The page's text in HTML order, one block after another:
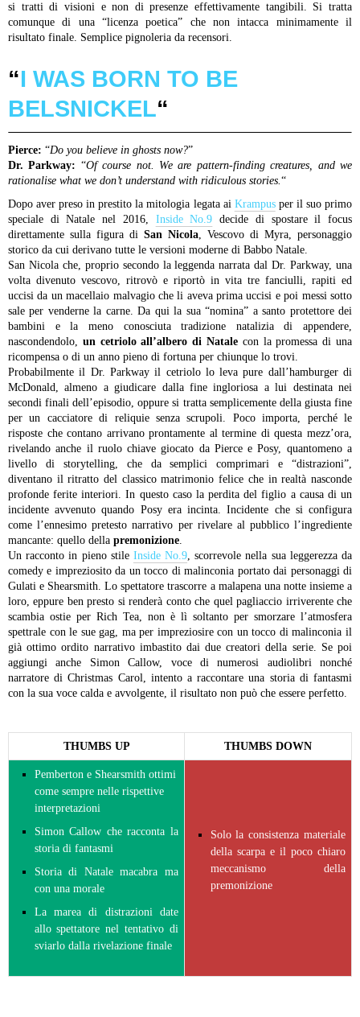
si tratti di visioni e non di presenze effettivamente tangibili. Si tratta
comunque di una “licenza poetica” che non intacca minimamente il
risultato finale. Semplice pignoleria da recensori.
“I WAS BORN TO BE
BELSNICKEL“
Pierce: “Do you believe in ghosts now?”
Dr. Parkway: “Of course not. We are pattern-finding creatures, and we
rationalise what we don’t understand with ridiculous stories.“
Dopo aver preso in prestito la mitologia legata ai Krampusper il suo primo
speciale di Natale nel 2016, Inside No.9 decide di spostare il focus
direttamente sulla figura di San Nicola, Vescovo di Myra, personaggio
storico da cui derivano tutte le versioni moderne di Babbo Natale.
San Nicola che, proprio secondo la leggenda narrata dal Dr. Parkway, una
volta divenuto vescovo, ritrovò e riportò in vita tre fanciulli, rapiti ed
uccisi da un macellaio malvagio che li aveva prima uccisi e poi messi sotto
sale per venderne la carne. Da qui la sua “nomina” a santo protettore dei
bambini e la meno conosciuta tradizione natalizia di appendere,
nascondendolo, un cetriolo all’albero di Natale con la promessa di una
ricompensa o di un anno pieno di fortuna per chiunque lo trovi.
Probabilmente il Dr. Parkway il cetriolo lo leva pure dall’hamburger di
McDonald, almeno a giudicare dalla fine ingloriosa a lui destinata nei
secondi finali dell’episodio, oppure si tratta semplicemente della giusta fine
per un cacciatore di reliquie senza scrupoli. Poco importa, perché le
risposte che contano arrivano prontamente al termine di questa mezz’ora,
rivelando anche il ruolo chiave giocato da Pierce e Posy, quantomeno a
livello di storytelling, che da semplici comprimari e “distrazioni”,
diventano il ritratto del classico matrimonio felice che in realtà nasconde
profonde ferite interiori. In questo caso la perdita del figlio a causa di un
incidente avvenuto quando Posy era incinta. Incidente che si configura
come l’ennesimo pretesto narrativo per rivelare al pubblico l’ingrediente
mancante: quello della premonizione.
Un racconto in pieno stile Inside No.9, scorrevole nella sua leggerezza da
comedy e impreziosito da un tocco di malinconia portato dai personaggi di
Gulati e Shearsmith. Lo spettatore trascorre a malapena una notte insieme a
loro, eppure ben presto si renderà conto che quel pagliaccio irriverente che
scambia ostie per Rich Tea, non è lì soltanto per smorzare l’atmosfera
spettrale con le sue gag, ma per impreziosire con un tocco di malinconia il
già ottimo ordito narrativo imbastito dai due creatori della serie. Se poi
aggiungi anche Simon Callow, voce di numerosi audiolibri nonché
narratore di Christmas Carol, intento a raccontare una storia di fantasmi
con la sua voce calda e avvolgente, il risultato non può che essere perfetto.
THUMBS UP THUMBS DOWN
Pemberton e Shearsmith ottimi
come sempre nelle rispettive
interpretazioni
Simon Callow che racconta la
storia di fantasmi
Storia di Natale macabra ma
con una morale
La marea di distrazioni date
allo spettatore nel tentativo di
sviarlo dalla rivelazione finale
Solo la consistenza materiale
della scarpa e il poco chiaro
meccanismo della
premonizione